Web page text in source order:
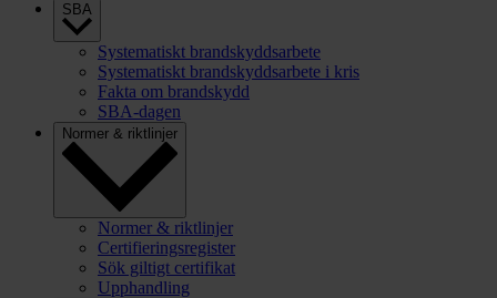
SBA
Systematiskt brandskyddsarbete
Systematiskt brandskyddsarbete i kris
Fakta om brandskydd
SBA-dagen
Normer & riktlinjer
Normer & riktlinjer
Certifieringsregister
Sök giltigt certifikat
Upphandling